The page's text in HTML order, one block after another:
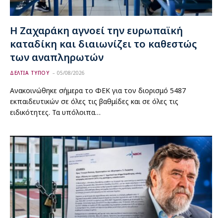
Η Ζαχαράκη αγνοεί την ευρωπαϊκή
καταδίκη και διαιωνίζει το καθεστώς
των αναπληρωτών
ΔΕΛΤΙΑ ΤΥΠΟΥ 05/08/2026
Ανακοινώθηκε σήμερα το ΦΕΚ για τον διορισμό 5487
εκπαιδευτικών σε όλες τις βαθμίδες και σε όλες τις
ειδικότητες. Τα υπόλοιπα…